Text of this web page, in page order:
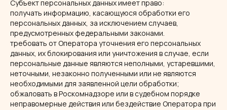
Субъект персональных данных имеет право:
получать информацию, касающуюся обработки его
персональных данных, за исключением случаев,
предусмотренных федеральными законами.
требовать от Оператора уточнения его персональных
данных, их блокирования или уничтожения в случае, если
персональные данные являются неполными, устаревшими,
неточными, незаконно полученными или не являются
необходимыми для заявленной цели обработки;
обжаловать в Роскомнадзоре или в судебном порядке
неправомерные действия или бездействие Оператора при